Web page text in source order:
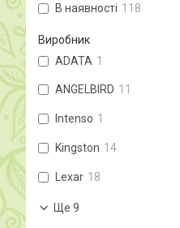
В наявності 118
Виробник
ADATA 1
ANGELBIRD 11
Intenso 1
Kingston 14
Lexar 18
Ще 9